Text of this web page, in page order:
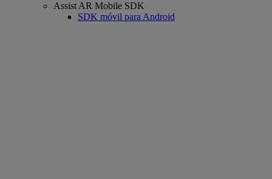
Assist AR Mobile SDK
SDK móvil para Android